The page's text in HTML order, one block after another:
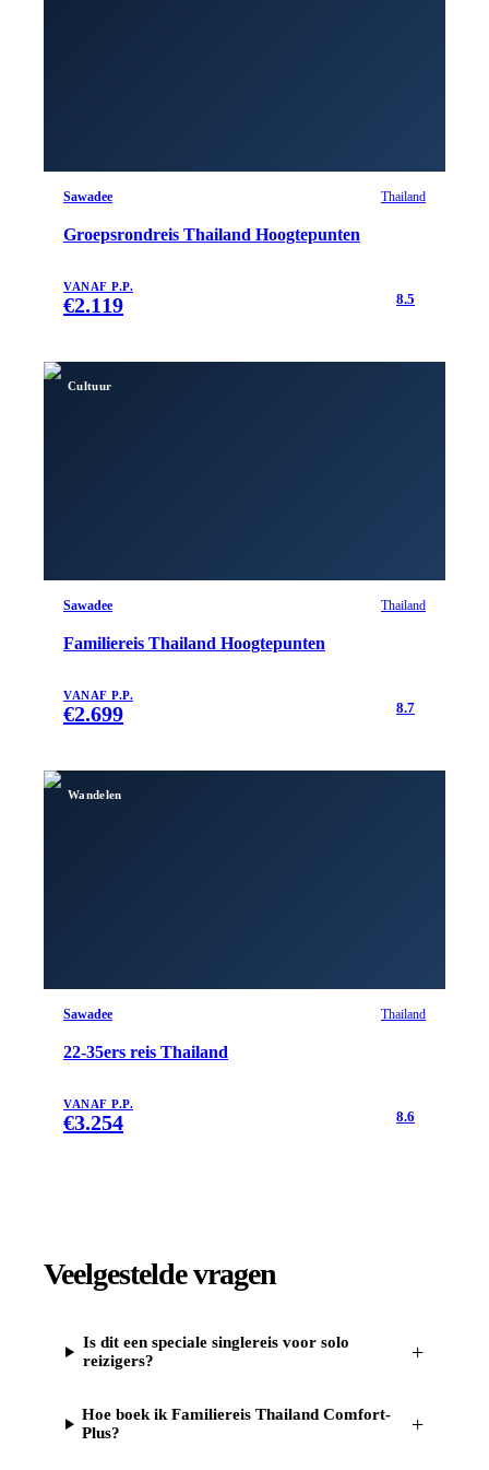
Sawadee Thailand
Groepsrondreis Thailand Hoogtepunten
VANAF P.P.
€2.119 8.5
Cultuur
Sawadee Thailand
Familiereis Thailand Hoogtepunten
VANAF P.P.
€2.699 8.7
Wandelen
Sawadee Thailand
22-35ers reis Thailand
VANAF P.P.
€3.254 8.6
Veelgestelde vragen
Is dit een speciale singlereis voor solo
reizigers?
+
Hoe boek ik Familiereis Thailand Comfort-
Plus?
+